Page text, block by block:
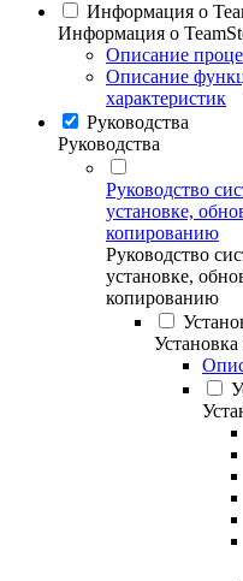
Информация о
Информация о
Описание
Описание
характеристик
Руководства
Руководства
Руководство
установке,
копированию
Руководство
установке,
копированию